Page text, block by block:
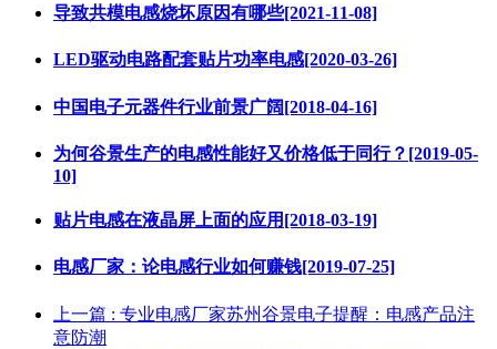
导致共模电感烧坏原因有哪些[2021-11-08]
LED驱动电路配套贴片功率电感[2020-03-26]
中国电子元器件行业前景广阔[2018-04-16]
为何谷景生产的电感性能好又价格低于同行？[2019-05-
10]
贴片电感在液晶屏上面的应用[2018-03-19]
电感厂家：论电感行业如何赚钱[2019-07-25]
上一篇 : 专业电感厂家苏州谷景电子提醒：电感产品注
意防潮